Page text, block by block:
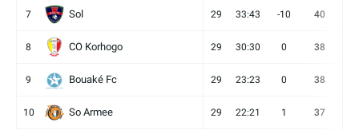
7 Sol 29 33:43 -10 40
8 CO Korhogo 29 30:30 0 38
9 Bouaké Fc 29 23:23 0 38
10 So Armee 29 22:21 1 37